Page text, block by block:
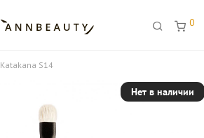
0
Katakana S14
Нет в наличии